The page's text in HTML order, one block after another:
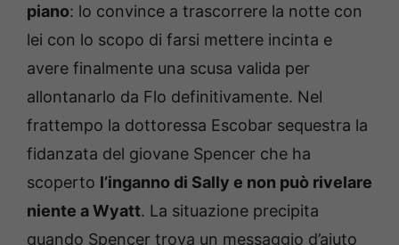
piano: lo convince a trascorrere la notte con
lei con lo scopo di farsi mettere incinta e
avere finalmente una scusa valida per
allontanarlo da Flo definitivamente. Nel
frattempo la dottoressa Escobar sequestra la
fidanzata del giovane Spencer che ha
scoperto l’inganno di Sally e non può rivelare
niente a Wyatt. La situazione precipita
quando Spencer trova un messaggio d’aiuto